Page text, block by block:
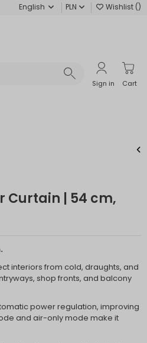
English PLN Wishlist ()
Sign in Cart
Curtain | 54 cm,
interiors from cold, draughts, and
shop fronts, and balcony
power regulation, improving
and air-only mode make it